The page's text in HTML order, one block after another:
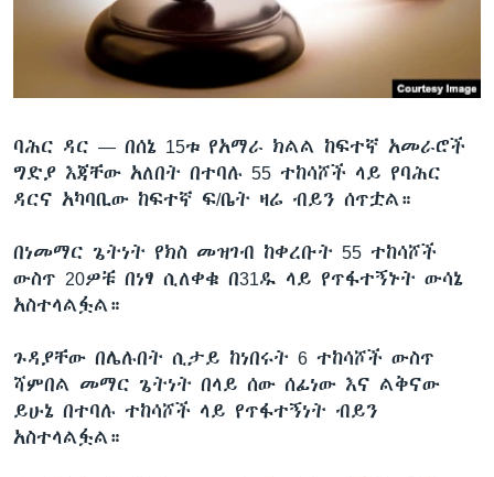
ቋንቋዎች
ባሕር ዳር — በሰኔ 15ቱ የአማራ ክልል ከፍተኛ አመራሮች
ግድያ እጃቸው አለበት በተባሉ 55 ተከሳሾች ላይ የባሕር
ዳርና አካባቢው ከፍተኛ ፍ/ቤት ዛሬ ብይን ሰጥቷል።
በነመማር ጌትነት የክስ መዝገብ ከቀረቡት 55 ተከሳሾች
ውስጥ 20ዎቹ በነፃ ሲለቀቁ በ31ዱ ላይ የጥፋተኝኑት ውሳኔ
አስተላልፏል።
ጉዳያቸው በሌሉበት ሲታይ ከነበሩት 6 ተከሳሾች ውስጥ
ሻምበል መማር ጌትነት በላይ ሰው ሰፊነው እና ልቅናው
ይሁኔ በተባሉ ተከሳሾች ላይ የጥፋተኝነት ብይን
አስተላልፏል።